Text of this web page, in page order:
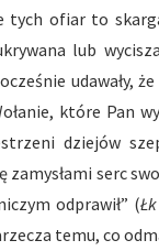
tych ofiar to
lub
udawały,
które Pan
dziejów
zamysłami serc
odprawił” (Łk
temu, co